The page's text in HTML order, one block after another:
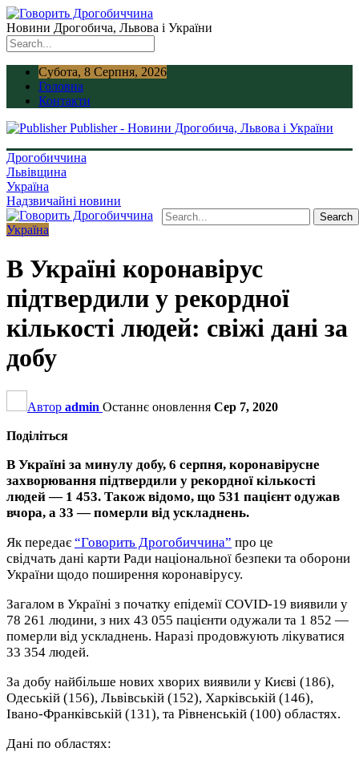
Новини Дрогобича, Львова і України
Субота, 8 Серпня, 2026
Головна
Контакти
Publisher - Новини Дрогобича, Львова і України
Дрогобиччина
Львівщина
Україна
Надзвичайні новини
Україна
В Україні коронавірус
підтвердили у рекордної
кількості людей: свіжі дані за
добу
Автор admin Останнє оновлення Сер 7, 2020
Поділіться
В Україні за минулу добу, 6 серпня, коронавірусне
захворювання підтвердили у рекордної кількості
людей — 1 453. Також відомо, що 531 пацієнт одужав
вчора, а 33 — померли від ускладнень.
Як передає “Говорить Дрогобиччина” про це
свідчать дані карти Ради національної безпеки та оборони
України щодо поширення коронавірусу.
Загалом в Україні з початку епідемії COVID-19 виявили у
78 261 людини, з них 43 055 пацієнти одужали та 1 852 —
померли від ускладнень. Наразі продовжують лікуватися
33 354 людей.
За добу найбільше нових хворих виявили у Києві (186),
Одеській (156), Львівській (152), Харківській (146),
Івано-Франківській (131), та Рівненській (100) областях.
Дані по областях: